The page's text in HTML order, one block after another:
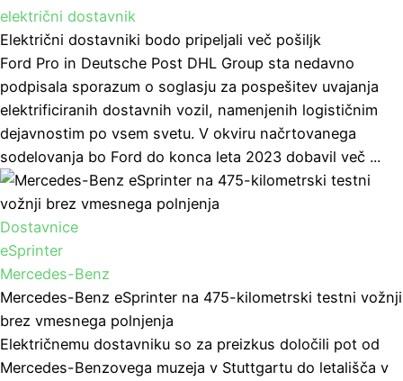
električni dostavnik
Električni dostavniki bodo pripeljali več pošiljk
Ford Pro in Deutsche Post DHL Group sta nedavno
podpisala sporazum o soglasju za pospešitev uvajanja
elektrificiranih dostavnih vozil, namenjenih logističnim
dejavnostim po vsem svetu. V okviru načrtovanega
sodelovanja bo Ford do konca leta 2023 dobavil več ...
Dostavnice
eSprinter
Mercedes-Benz
Mercedes-Benz eSprinter na 475-kilometrski testni vožnji
brez vmesnega polnjenja
Električnemu dostavniku so za preizkus določili pot od
Mercedes-Benzovega muzeja v Stuttgartu do letališča v